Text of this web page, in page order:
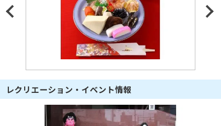
レクリエーション・イベント情報